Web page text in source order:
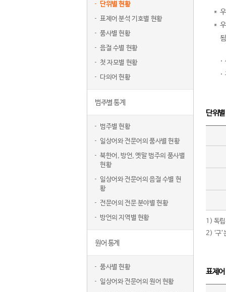
단위별 현황
표제어 분석 기호별 현황
품사별 현황
음절 수별 현황
첫 자모별 현황
다의어 현황
범주별 통계
범주별 현황
일상어와 전문어의 품사별 현황
북한어, 방언, 옛말 범주의 품사별
현황
일상어와 전문어의 음절 수별 현
황
전문어의 전문 분야별 현황
방언의 지역별 현황
원어 통계
품사별 현황
일상어와 전문어의 원어 현황
단위
1) 독립
2) ‘구
표제